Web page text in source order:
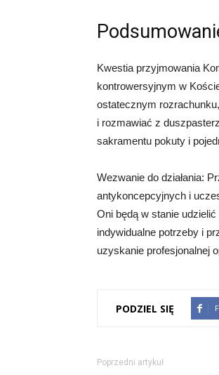
Kwestia przyjmowania
kontrowersyjnym w
ostatecznym
i rozmawiać z
sakramentu pokuty i
Wezwanie do działania:
antykoncepcyjnych i
Oni będą w stanie
indywidualne potrzeby i
uzyskanie profesjonalnej
PODZIEL SIĘ
Poprzedni artykuł